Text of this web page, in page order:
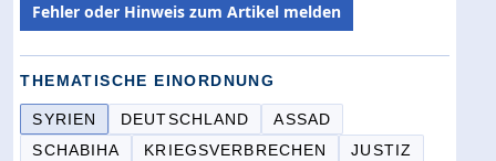
Fehler oder Hinweis zum Artikel melden
THEMATISCHE EINORDNUNG
SYRIEN DEUTSCHLAND
ASSAD
SCHABIHA
KRIEGSVERBRECHEN JUSTIZ